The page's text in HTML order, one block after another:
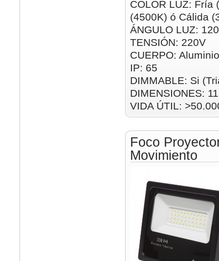
COLOR LUZ: Fría
(4500K) ó Cálida
ÁNGULO LUZ:
TENSIÓN: 220V
CUERPO: Aluminio
IP: 65
DIMMABLE: Si
DIMENSIONES:
VIDA ÚTIL:
Foco
Movimiento